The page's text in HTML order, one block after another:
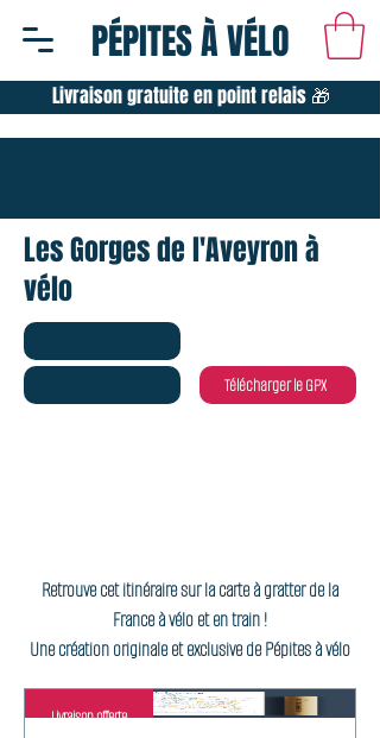
PÉPITES À VÉLO
Livraison gratuite en point relais 🎁
Les Gorges de l'Aveyron à
vélo
Télécharger le GPX
Retrouve cet itinéraire sur la carte à gratter de la
France à vélo et en train !
Une création originale et exclusive de Pépites à vélo
Livraison offerte